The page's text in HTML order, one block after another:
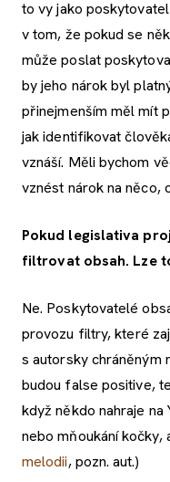
to vy jako
v tom, že pokud se
může poslat
by jeho nárok byl
přinejmenším měl mít
jak identifikovat
vznáší. Měli bychom
vznést nárok na něco,
Pokud legislativa
filtrovat obsah. Lze
Ne. Poskytovatelé
provozu filtry, které
s autorsky chráněným
budou false positive,
když někdo nahraje
nebo mňoukání
melodii, pozn. aut.)